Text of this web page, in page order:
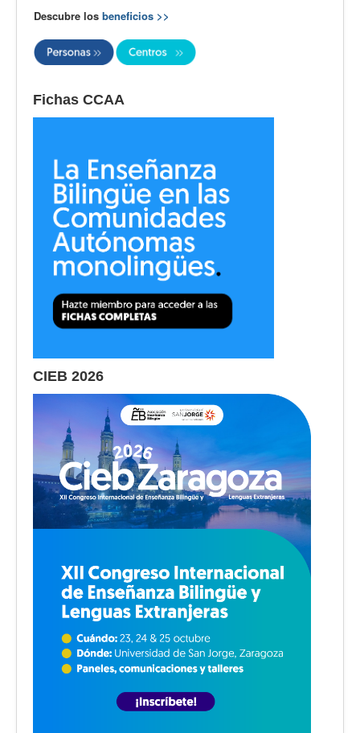
Descubre los beneficios >>
Fichas CCAA
CIEB 2026